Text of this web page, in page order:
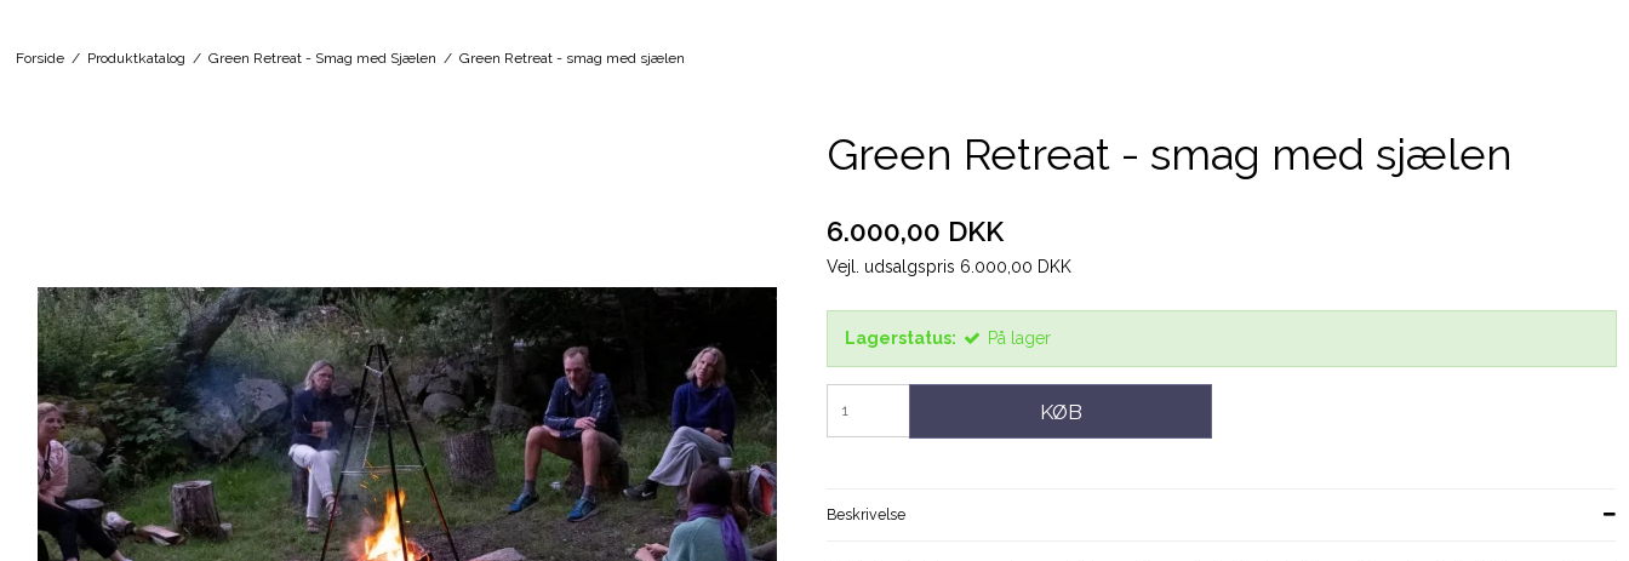
Forside / Produktkatalog / Green Retreat - Smag med Sjælen / Green Retreat - smag med sjælen
Green Retreat - smag med sjælen
6.000,00 DKK
Vejl. udsalgspris 6.000,00 DKK
Lagerstatus: På lager
KØB
Beskrivelse